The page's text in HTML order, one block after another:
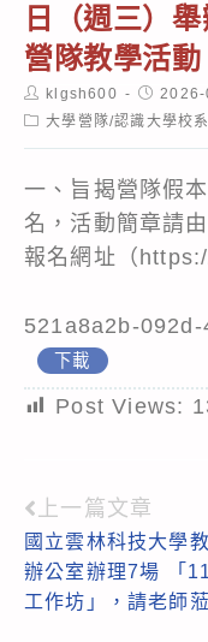
日（週三）
營隊教學活動
Post
author:
klgsh600
Post
Post大學營隊/認識大學校
一、旨揭營隊假
名，活動簡章請
報名網址（
521a8a2b-
下載
Post Views:
Read
more
articles
上一篇文章
國立雲林科技大學
辦公室辦理7場 「
工作坊」，請老師